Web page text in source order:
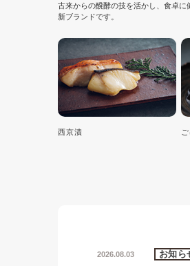
古来からの醗酵の技を活かし、食卓
新ブランドです。
西京漬
2026.08.03 お知ら